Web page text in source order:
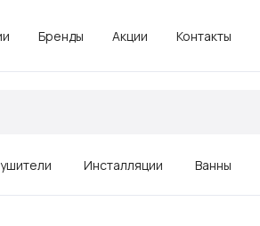
Бренды Акции Контакты
Зеркала
Инсталляции Ванны